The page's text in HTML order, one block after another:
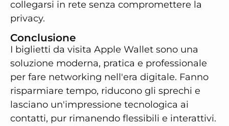
collegarsi in rete senza compromettere la
privacy.
Conclusione
I biglietti da visita Apple Wallet sono una
soluzione moderna, pratica e professionale
per fare networking nell'era digitale. Fanno
risparmiare tempo, riducono gli sprechi e
lasciano un'impressione tecnologica ai
contatti, pur rimanendo flessibili e interattivi.